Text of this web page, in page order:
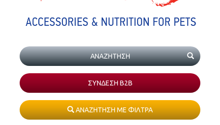
ΣΥΝΔΕΣΗ Β2Β
ΑΝΑΖΗΤΗΣΗ ΜΕ ΦΙΛΤΡΑ